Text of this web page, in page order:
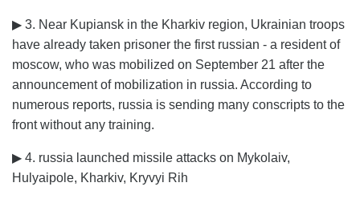
▶ 3. Near Kupiansk in the Kharkiv region, Ukrainian troops
have already taken prisoner the first russian - a resident of
moscow, who was mobilized on September 21 after the
announcement of mobilization in russia. According to
numerous reports, russia is sending many conscripts to the
front without any training.
▶ 4. russia launched missile attacks on Mykolaiv,
Нulyaipole, Kharkiv, Kryvyi Rih